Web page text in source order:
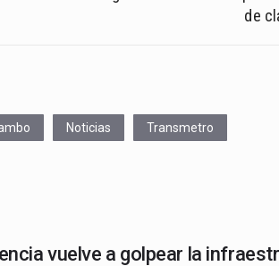
de
Noticias Transmetro
vuelve a golpear la